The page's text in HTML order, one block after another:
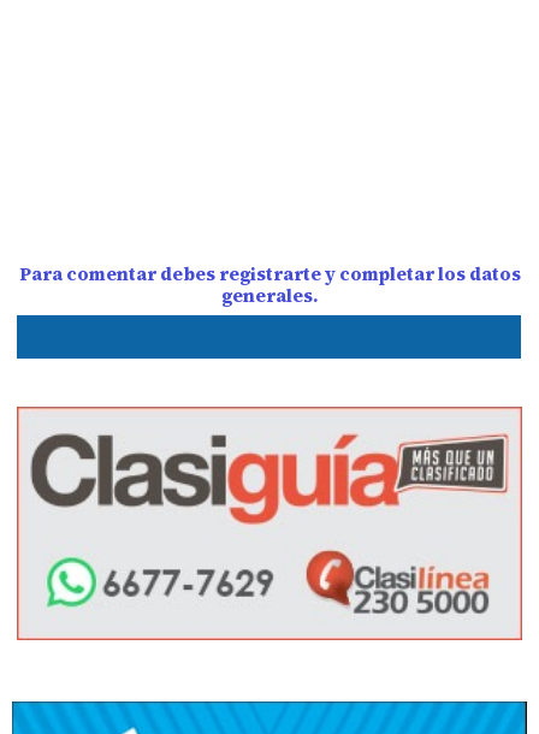
Para comentar debes registrarte y completar los datos
generales.